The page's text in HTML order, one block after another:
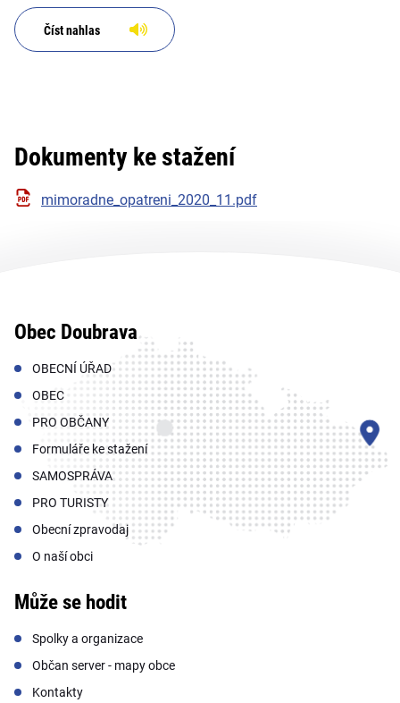
Číst nahlas
Dokumenty ke stažení
mimoradne_opatreni_2020_11.pdf
Obec Doubrava
OBECNÍ ÚŘAD
OBEC
PRO OBČANY
Formuláře ke stažení
SAMOSPRÁVA
PRO TURISTY
Obecní zpravodaj
O naší obci
Může se hodit
Spolky a organizace
Občan server - mapy obce
Kontakty